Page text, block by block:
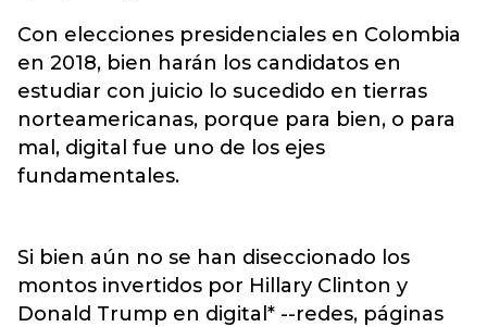
Con elecciones presidenciales en Colombia
en 2018, bien harán los candidatos en
estudiar con juicio lo sucedido en tierras
norteamericanas, porque para bien, o para
mal, digital fue uno de los ejes
fundamentales.
Si bien aún no se han diseccionado los
montos invertidos por Hillary Clinton y
Donald Trump en digital* --redes, páginas